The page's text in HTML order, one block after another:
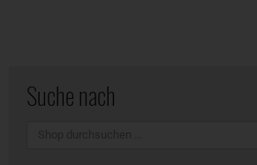
Suche nach